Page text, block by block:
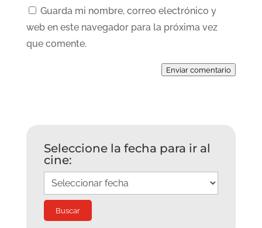
Guarda mi nombre, correo electrónico y
web en este navegador para la próxima vez
que comente.
Enviar comentario
Seleccione la fecha para ir al
cine: